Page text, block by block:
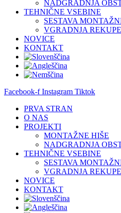
NADGRADNJA
TEHNIČNE VSEBINE
SESTAVA
VGRADNJA
NOVICE
KONTAKT
Facebook-f Instagram Tiktok
PRVA STRAN
O NAS
PROJEKTI
MONTAŽNE HIŠE
NADGRADNJA
TEHNIČNE VSEBINE
SESTAVA
VGRADNJA
NOVICE
KONTAKT